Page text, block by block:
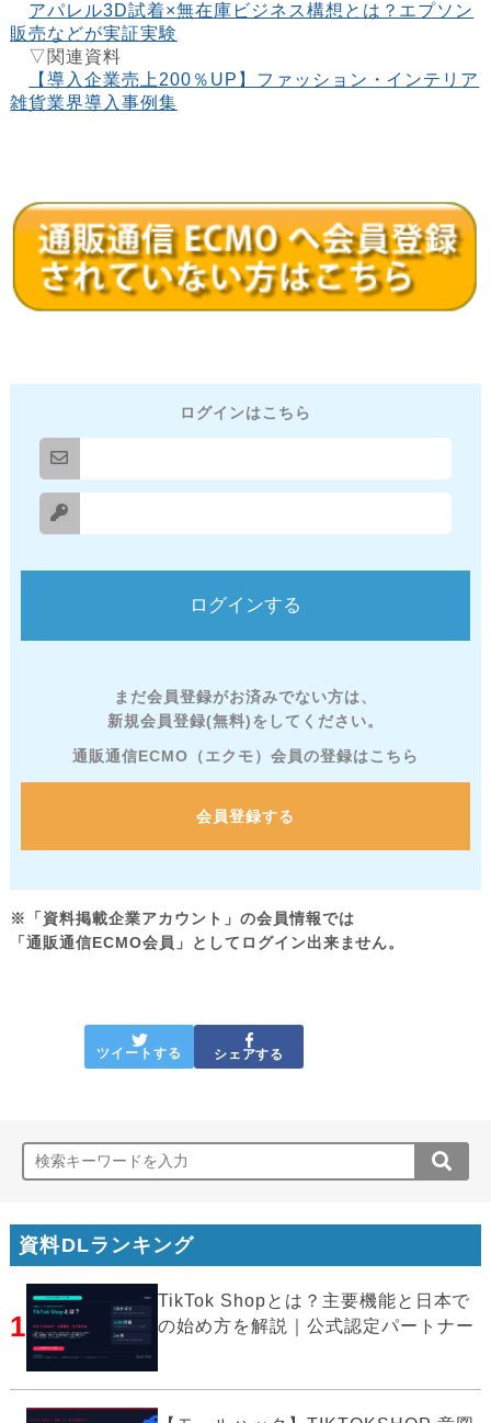
アパレル3D試着×無在庫ビジネス構想とは？エプソン
販売などが実証実験
▽関連資料
【導入企業売上200％UP】ファッション・インテリア
雑貨業界導入事例集
ログインはこちら
まだ会員登録がお済みでない方は、
新規会員登録(無料)をしてください。
通販通信ECMO（エクモ）会員の登録はこちら
会員登録する
※「資料掲載企業アカウント」の会員情報では
「通販通信ECMO会員」としてログイン出来ません。
ツイートする シェアする
資料DLランキング
1
TikTok Shopとは？主要機能と日本で
の始め方を解説｜公式認定パートナー